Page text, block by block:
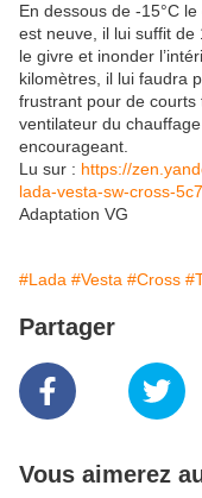
En dessous de -15°C
est neuve, il lui suffit
le givre et inonder
kilomètres, il lui faudra
frustrant pour de
ventilateur du
encourageant.
Lu sur : https://
lada-vesta-sw-cross-
Adaptation VG
#Lada #Vesta #Cross
Partager
Vous aimerez